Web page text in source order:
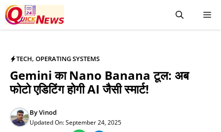
TECH, OPERATING SYSTEMS
Gemini का Nano Banana टूल: अब
फोटो एडिटिंग होगी AI जैसी स्मार्ट!
ByVinod
Updated On:September 24, 2025